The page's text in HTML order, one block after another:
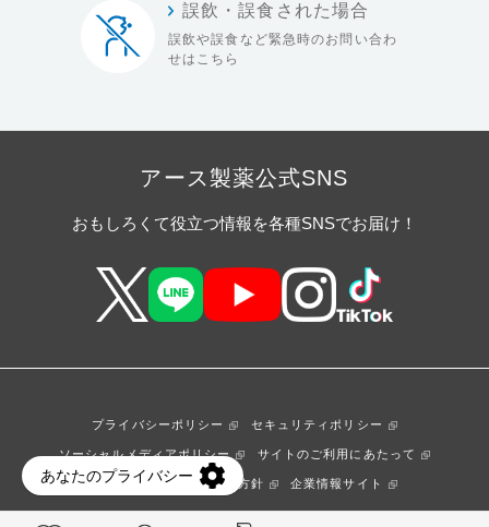
誤飲・誤食された場合
誤飲や誤食など緊急時のお問い合わ
せはこちら
アース製薬公式SNS
おもしろくて役立つ情報を各種SNSでお届け！
プライバシーポリシー セキュリティポリシー
ソーシャルメディアポリシー サイトのご利用にあたって
ウェブアクセシビリティ方針 企業情報サイト